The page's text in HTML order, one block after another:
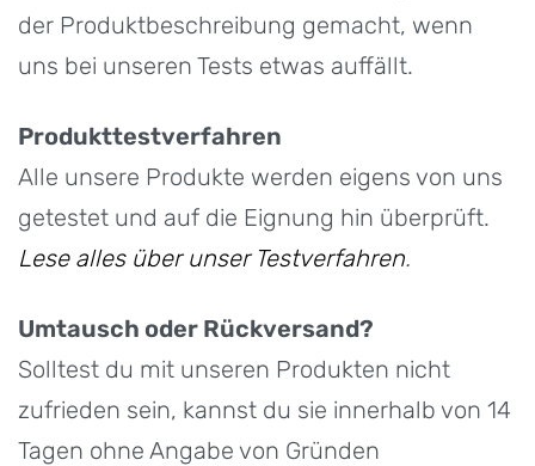
der Produktbeschreibung gemacht, wenn
uns bei unseren Tests etwas auffällt.
Produkttestverfahren
Alle unsere Produkte werden eigens von uns
getestet und auf die Eignung hin überprüft.
Lese alles über unser Testverfahren.
Umtausch oder Rückversand?
Solltest du mit unseren Produkten nicht
zufrieden sein, kannst du sie innerhalb von 14
Tagen ohne Angabe von Gründen